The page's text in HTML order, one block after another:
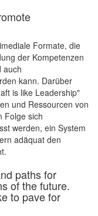
Formate, die
der Kompetenzen
auch
kann. Darüber
is like Leadership"
und Ressourcen von
Folge sich
werden, ein System
adäquat den
paths for
of the future.
to pave for